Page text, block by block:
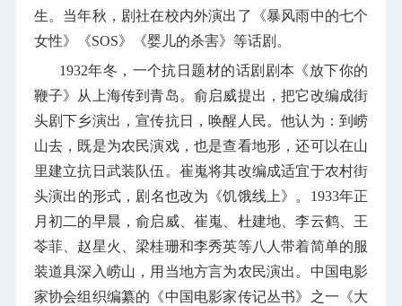
生。当年秋，剧社在校内外演出了《暴风雨中的七个
女性》《SOS》《婴儿的杀害》等话剧。
1932年冬，一个抗日题材的话剧剧本《放下你的
鞭子》从上海传到青岛。俞启威提出，把它改编成街
头剧下乡演出，宣传抗日，唤醒人民。他认为：到崂
山去，既是为农民演戏，也是查看地形，还可以在山
里建立抗日武装队伍。崔嵬将其改编成适宜于农村街
头演出的形式，剧名也改为《饥饿线上》。 1933年正
月初二的早晨，俞启威、崔嵬、杜建地、李云鹤、王
苓菲、赵星火、梁桂珊和李秀英等八人带着简单的服
装道具深入崂山，用当地方言为农民演出。中国电影
家协会组织编纂的《中国电影家传记丛书》之一《大